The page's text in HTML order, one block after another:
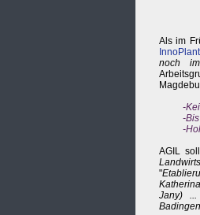
Als im
noch
-
-
-
AGIL
"
Jany) ...